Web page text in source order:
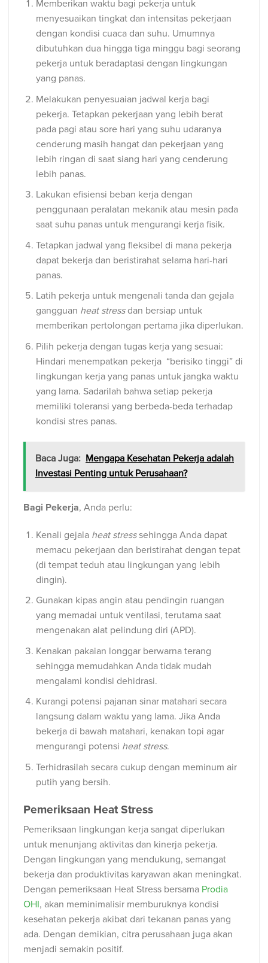
Memberikan waktu bagi pekerja untuk
menyesuaikan tingkat dan intensitas pekerjaan
dengan kondisi cuaca dan suhu. Umumnya
dibutuhkan dua hingga tiga minggu bagi seorang
pekerja untuk beradaptasi dengan lingkungan
yang panas.
Melakukan penyesuaian jadwal kerja bagi
pekerja. Tetapkan pekerjaan yang lebih berat
pada pagi atau sore hari yang suhu udaranya
cenderung masih hangat dan pekerjaan yang
lebih ringan di saat siang hari yang cenderung
lebih panas.
Lakukan efisiensi beban kerja dengan
penggunaan peralatan mekanik atau mesin pada
saat suhu panas untuk mengurangi kerja fisik.
Tetapkan jadwal yang fleksibel di mana pekerja
dapat bekerja dan beristirahat selama hari-hari
panas.
Latih pekerja untuk mengenali tanda dan gejala
gangguan heat stressdan bersiap untuk
memberikan pertolongan pertama jika diperlukan.
Pilih pekerja dengan tugas kerja yang sesuai:
Hindari menempatkan pekerja “berisiko tinggi” di
lingkungan kerja yang panas untuk jangka waktu
yang lama. Sadarilah bahwa setiap pekerja
memiliki toleransi yang berbeda-beda terhadap
kondisi stres panas.
Baca Juga: Mengapa Kesehatan Pekerja adalah
Investasi Penting untuk Perusahaan?
Bagi Pekerja, Anda perlu:
Kenali gejala heat stresssehingga Anda dapat
memacu pekerjaan dan beristirahat dengan tepat
(di tempat teduh atau lingkungan yang lebih
dingin).
Gunakan kipas angin atau pendingin ruangan
yang memadai untuk ventilasi, terutama saat
mengenakan alat pelindung diri (APD).
Kenakan pakaian longgar berwarna terang
sehingga memudahkan Anda tidak mudah
mengalami kondisi dehidrasi.
Kurangi potensi pajanan sinar matahari secara
langsung dalam waktu yang lama. Jika Anda
bekerja di bawah matahari, kenakan topi agar
mengurangi potensi heat stress.
Terhidrasilah secara cukup dengan meminum air
putih yang bersih.
Pemeriksaan Heat Stress
Pemeriksaan lingkungan kerja sangat diperlukan
untuk menunjang aktivitas dan kinerja pekerja.
Dengan lingkungan yang mendukung, semangat
bekerja dan produktivitas karyawan akan meningkat.
Dengan pemeriksaan Heat Stress bersama Prodia
OHI, akan meminimalisir memburuknya kondisi
kesehatan pekerja akibat dari tekanan panas yang
ada. Dengan demikian, citra perusahaan juga akan
menjadi semakin positif.